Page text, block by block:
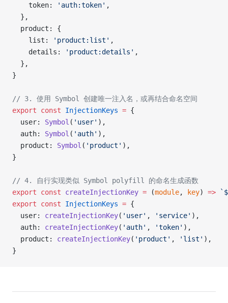
    token:
'auth:token' ,
  },
  product: {
    list:
'product:list' ,
    details:
'product:details' ,
  },
}
// 3. 使用 Symbol 创建唯一注入名，或再结合命名空间
export const InjectionKeys = {
  user:
Symbol ( 'user' ),
  auth:
Symbol ( 'auth' ),
  product:
Symbol ( 'product' ),
}
// 4. 自行实现类似 Symbol polyfill 的命名生成函数
export const createInjectionKey = (module, key) =>
export const InjectionKeys = {
  user:
createInjectionKey( 'user' , 'service' ),
  auth:
createInjectionKey( 'auth' , 'token' ),
  product:
createInjectionKey( 'product' , 'list' ),
}